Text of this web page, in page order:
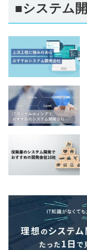
■システム